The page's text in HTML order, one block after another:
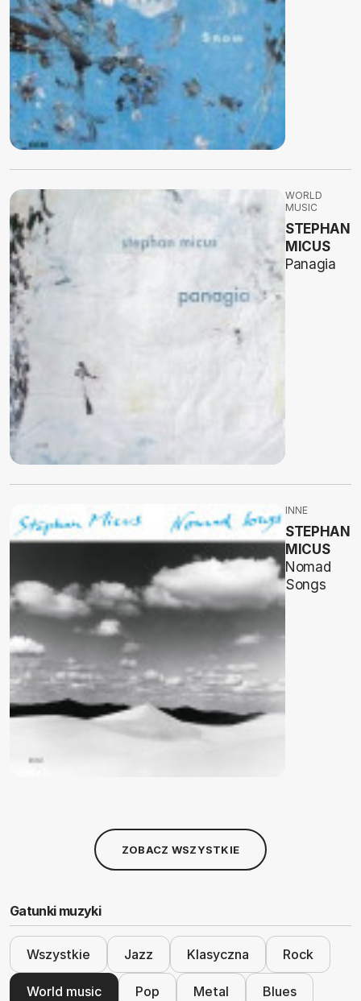
WORLD
MUSIC
STEPHAN
MICUS
Panagia
INNE
STEPHAN
MICUS
Nomad
Songs
ZOBACZ WSZYSTKIE
Gatunki muzyki
Wszystkie Jazz Klasyczna Rock
World music Pop Metal Blues